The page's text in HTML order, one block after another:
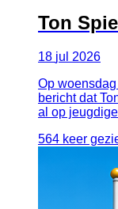
Ton
18 jul 2026
Op
bericht dat
al op
564 keer